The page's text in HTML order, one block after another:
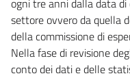
settore ovvero da quella
della commissione di
Nella fase di revisione
conto dei dati e delle